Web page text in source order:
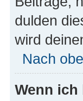
dulden
wird
Nach
Wenn ich